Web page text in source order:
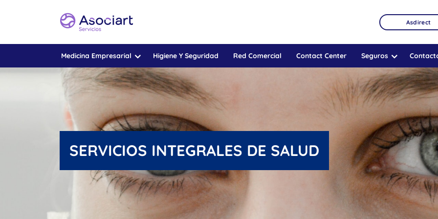
Asdirect
Medicina Empresarial Higiene Y Seguridad Red Comercial Contact Center Seguros
SERVICIOS INTEGRALES DE SALUD